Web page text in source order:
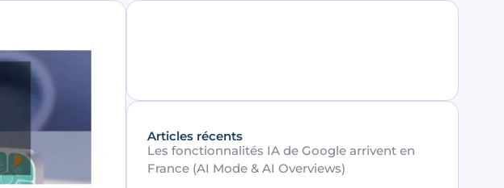
Articles récents
Les fonctionnalités IA de Google arrivent en
France (AI Mode & AI Overviews)